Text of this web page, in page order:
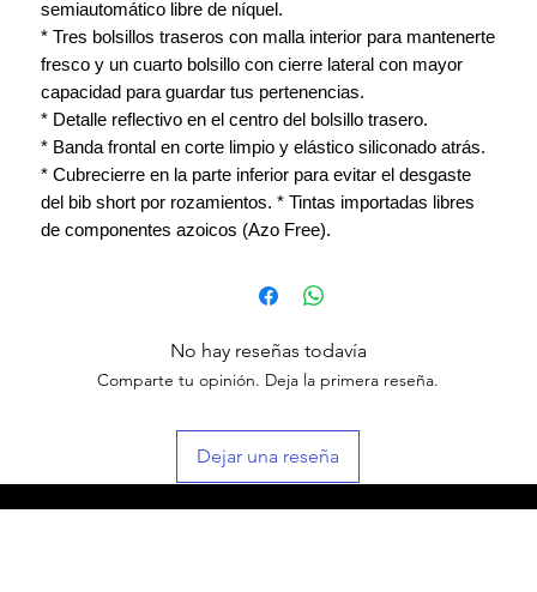
semiautomático libre de níquel.
* Tres bolsillos traseros con malla interior para mantenerte
fresco y un cuarto bolsillo con cierre lateral con mayor
capacidad para guardar tus pertenencias.
* Detalle reflectivo en el centro del bolsillo trasero.
* Banda frontal en corte limpio y elástico siliconado atrás.
* Cubrecierre en la parte inferior para evitar el desgaste
del bib short por rozamientos. * Tintas importadas libres
de componentes azoicos (Azo Free).
No hay reseñas todavía
Comparte tu opinión. Deja la primera reseña.
Dejar una reseña